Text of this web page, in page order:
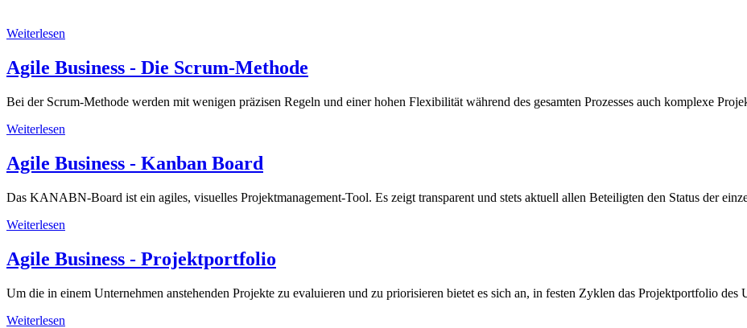
Weiterlesen
Agile Business - Die Scrum-Methode
Bei der Scrum-Methode werden mit wenigen präzisen Regeln und einer hohen Flexibilität während des gesamten Prozesses auch komplexe
Weiterlesen
Agile Business - Kanban Board
Das KANABN-Board ist ein agiles, visuelles Projektmanagement-Tool. Es zeigt transparent und stets aktuell allen Beteiligten den Status der
Weiterlesen
Agile Business - Projektportfolio
Um die in einem Unternehmen anstehenden Projekte zu evaluieren und zu priorisieren bietet es sich an, in festen Zyklen das Projektportfolio des
Weiterlesen